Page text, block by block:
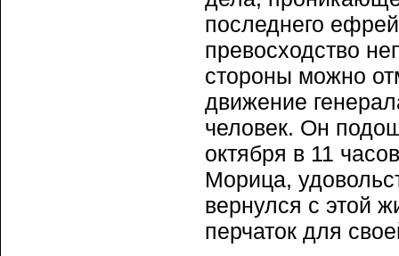
последнего
превосходство
стороны можно
движение
человек. Он
октября в 11
Морица,
вернулся с этой
перчаток для